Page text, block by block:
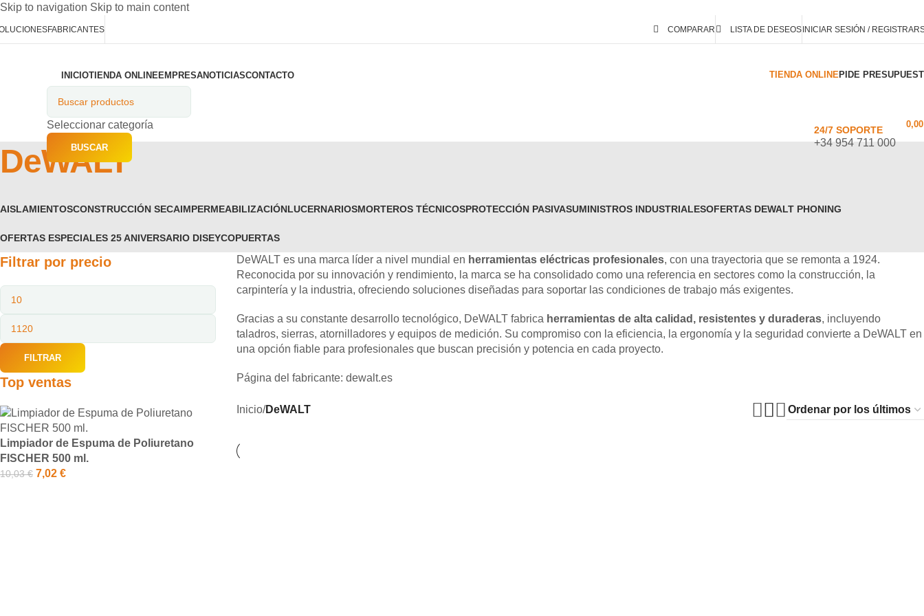
Skip to navigation Skip to main content
FABRICANTES COMPARAR LISTA DE DESEOSINICIAR SESIÓN /
INICIOTIENDA ONLINEEMPRESANOTICIASCONTACTO TIENDA ONLINEPIDE
Seleccionar categoría
BUSCAR
24/7 SOPORTE
+34 954 711 000
DeWALT
AISLAMIENTOSCONSTRUCCIÓN SECAIMPERMEABILIZACIÓNLUCERNARIOSMORTEROS TÉCNICOSPROTECCIÓN PASIVASUMINISTROS INDUSTRIALESOFERTAS DEWALT PHONING
OFERTAS ESPECIALES 25 ANIVERSARIO DISEYCOPUERTAS
Filtrar por precio
FILTRAR
Top ventas
Limpiador de Espuma de Poliuretano
FISCHER 500 ml.
10,03€ 7,02 €
DeWALT es una marca líder a nivel mundial en herramientas eléctricas profesionales, con una trayectoria que se remonta a 1924.
Reconocida por su innovación y rendimiento, la marca se ha consolidado como una referencia en sectores como la construcción, la
carpintería y la industria, ofreciendo soluciones diseñadas para soportar las condiciones de trabajo más exigentes.
Gracias a su constante desarrollo tecnológico, DeWALT fabrica herramientas de alta calidad, resistentes y duraderas, incluyendo
taladros, sierras, atornilladores y equipos de medición. Su compromiso con la eficiencia, la ergonomía y la seguridad convierte a DeWALT en
una opción fiable para profesionales que buscan precisión y potencia en cada proyecto.
Página del fabricante: dewalt.es
Inicio/DeWALT